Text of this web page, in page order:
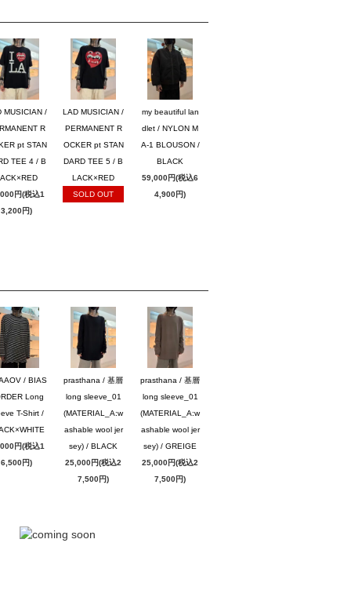
MUSICIAN /
R
pt STAN
TEE 4 / B
円(税込1
3,200円)
LAD MUSICIAN /
PERMANENT R
OCKER pt STAN
DARD TEE 5 / B
LACK×RED
SOLD OUT
my beautiful lan
dlet / NYLON M
A-1 BLOUSON /
BLACK
59,000円(税込6
4,900円)
/ BIAS
Long
T-Shirt /
円(税込1
6,500円)
prasthana / 基層
long sleeve_01
(MATERIAL_A:w
ashable wool jer
sey) / BLACK
25,000円(税込2
7,500円)
prasthana / 基層
long sleeve_01
(MATERIAL_A:w
ashable wool jer
sey) / GREIGE
25,000円(税込2
7,500円)